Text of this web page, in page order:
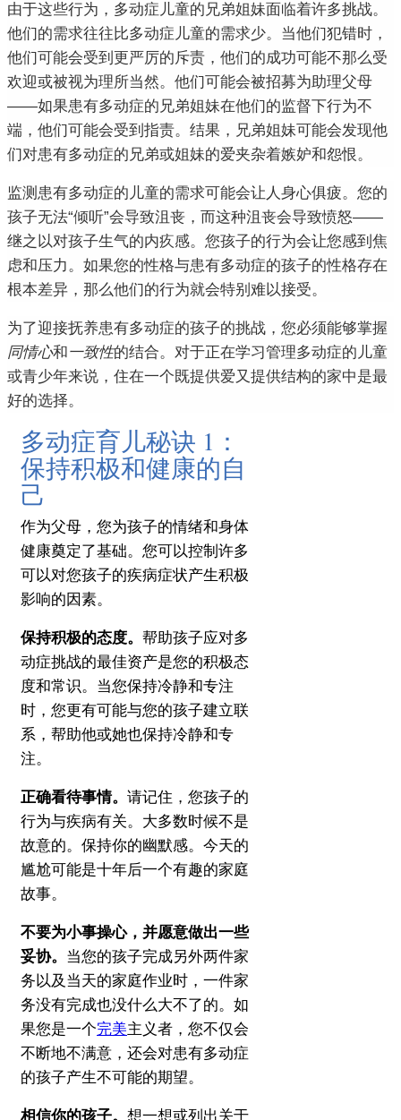
由于这些行为，多动症儿童的兄弟姐妹面临着许多挑战。
他们的需求往往比多动症儿童的需求少。 当他们犯错时，
他们可能会受到更严厉的斥责，他们的成功可能不那么受
欢迎或被视为理所当然。 他们可能会被招募为助理父母
——如果患有多动症的兄弟姐妹在他们的监督下行为不
端，他们可能会受到指责。 结果，兄弟姐妹可能会发现他
们对患有多动症的兄弟或姐妹的爱夹杂着嫉妒和怨恨。
监测患有多动症的儿童的需求可能会让人身心俱疲。 您的
孩子无法“倾听”会导致沮丧，而这种沮丧会导致愤怒——
继之以对孩子生气的内疚感。 您孩子的行为会让您感到焦
虑和压力。 如果您的性格与患有多动症的孩子的性格存在
根本差异，那么他们的行为就会特别难以接受。
为了迎接抚养患有多动症的孩子的挑战，您必须能够掌握
同情心和 一致性的结合。 对于正在学习管理多动症的儿童
或青少年来说，住在一个既提供爱又提供结构的家中是最
好的选择。
多动症育儿秘诀 1：
保持积极和健康的自
己
作为父母，您为孩子的情绪和身体
健康奠定了基础。 您可以控制许多
可以对您孩子的疾病症状产生积极
影响的因素。
保持积极的态度。 帮助孩子应对多
动症挑战的最佳资产是您的积极态
度和常识。 当您保持冷静和专注
时，您更有可能与您的孩子建立联
系，帮助他或她也保持冷静和专
注。
正确看待事情。 请记住，您孩子的
行为与疾病有关。 大多数时候不是
故意的。 保持你的幽默感。 今天的
尴尬可能是十年后一个有趣的家庭
故事。
不要为小事操心，并愿意做出一些
妥协。 当您的孩子完成另外两件家
务以及当天的家庭作业时，一件家
务没有完成也没什么大不了的。 如
果您是一个完美主义者，您不仅会
不断地不满意，还会对患有多动症
的孩子产生不可能的期望。
相信你的孩子。 想一想或列出关于